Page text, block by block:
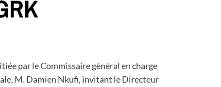
par le Commissaire général en charge
M. Damien Nkufi, invitant le Directeur